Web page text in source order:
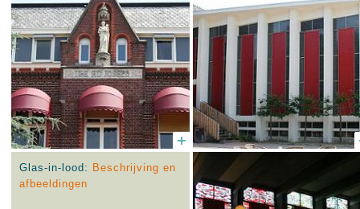
Glas-in-lood: Beschrijving en
afbeeldingen